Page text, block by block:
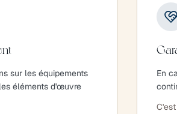
sur les équipements
éléments d'œuvre
En